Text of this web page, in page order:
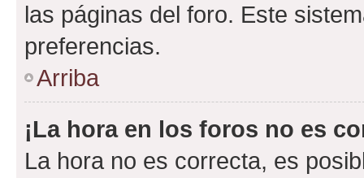
las páginas del foro. Este
preferencias.
Arriba
¡La hora en los foros no es
La hora no es correcta, es